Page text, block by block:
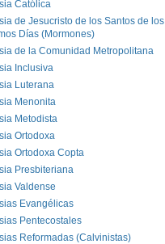
Católica
de Jesucristo de los Santos de los
Días (Mormones)
de la Comunidad Metropolitana
Inclusiva
Luterana
Menonita
Metodista
Ortodoxa
Ortodoxa Copta
Presbiteriana
Valdense
Evangélicas
Pentecostales
Reformadas (Calvinistas)